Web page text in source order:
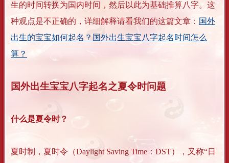
生的时间转换为国内时间，然后以此为基础推算八字。这
种观点是不正确的，详细解释请看我们的这篇文章： 国外
出生的宝宝如何起名？国外出生宝宝八字起名时间怎么
算？
国外出生宝宝八字起名之夏令时问题
什么是夏令时？
夏时制，夏时令（Daylight Saving Time：DST），又称“日